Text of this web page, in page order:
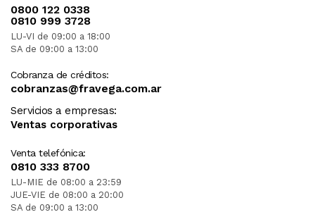
0800 122 0338
0810 999 3728
LU-VI de 09:00 a 18:00
SA de 09:00 a 13:00
Cobranza de créditos:
cobranzas@fravega.com.ar
Servicios a empresas:
Ventas corporativas
Venta telefónica:
0810 333 8700
LU-MIE de 08:00 a 23:59
JUE-VIE de 08:00 a 20:00
SA de 09:00 a 13:00